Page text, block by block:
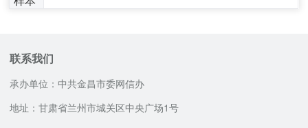
联系我们
承办单位：中共金昌市委网信办
地址：甘肃省兰州市城关区中央广场1号